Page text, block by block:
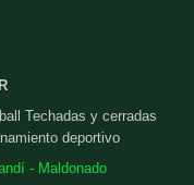
Techadas y cerradas
deportivo
- Maldonado